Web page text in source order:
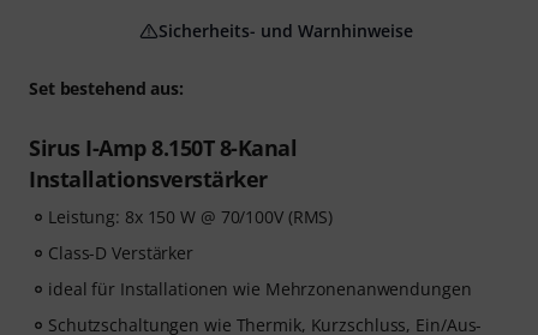
Set bestehend aus:
Sirus I-Amp 8.150T 8-Kanal
Installationsverstärker
Leistung: 8x 150 W @ 70/100V (RMS)
Class-D Verstärker
ideal für Installationen wie Mehrzonenanwendungen
Schutzschaltungen wie Thermik, Kurzschluss, Ein/Aus-
Sicherheits- und Warnhinweise